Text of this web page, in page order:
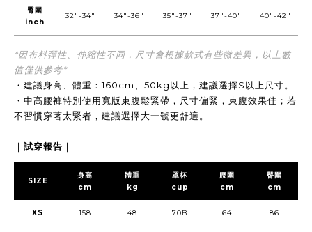
臀圍
inch
32"-34" 34"-36" 35"-37" 37"-40" 40"-42"
*因布料彈性、伸縮性不同，尺寸會根據款式有些微差異，以上數
值僅供參考*
・建議身高、體重：160cm、50kg以上，建議選擇S以上尺寸。
・中高腰褲特別使用寬版束腹鬆緊帶，尺寸偏緊，束腹效果佳；若
不習慣穿著太緊者，建議選擇大一號更舒適。
｜試穿報告｜
SIZE
身高
cm
體重
kg
罩杯
cup
腰圍
cm
臀圍
cm
XS 158 48 70B 64 86